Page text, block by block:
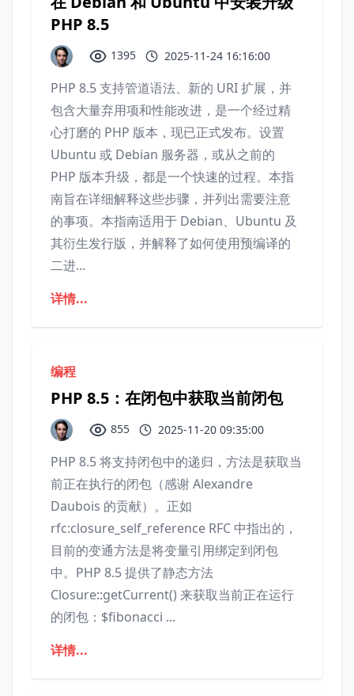
PHP 8.5
1395 2025-11-24 16:16:00
PHP 8.5 支持管道语法、新的 URI 扩展，并
包含大量弃用项和性能改进，是一个经过精
心打磨的 PHP 版本，现已正式发布。设置
Ubuntu 或 Debian 服务器，或从之前的
PHP 版本升级，都是一个快速的过程。本指
南旨在详细解释这些步骤，并列出需要注意
的事项。本指南适用于 Debian、Ubuntu 及
其衍生发行版，并解释了如何使用预编译的
二进...
详情...
编程
PHP 8.5：在闭包中获取当前闭包
855 2025-11-20 09:35:00
PHP 8.5 将支持闭包中的递归，方法是获取当
前正在执行的闭包（感谢 Alexandre
Daubois 的贡献）。正如
rfc:closure_self_reference RFC 中指出的，
目前的变通方法是将变量引用绑定到闭包
中。PHP 8.5 提供了静态方法
Closure::getCurrent() 来获取当前正在运行
的闭包：$fibonacci ...
详情...